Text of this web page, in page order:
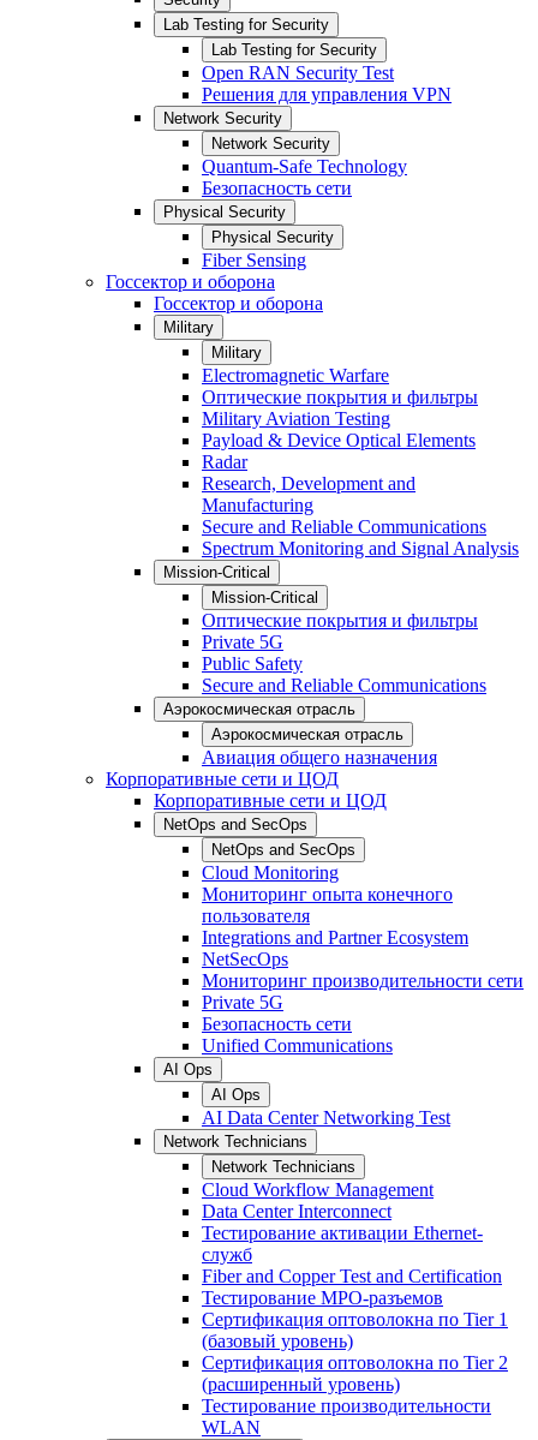
Lab Testing for Security
Lab Testing for Security
Open RAN Security Test
Решения для управления VPN
Network Security
Network Security
Quantum-Safe Technology
Безопасность сети
Physical Security
Physical Security
Fiber Sensing
Госсектор и оборона
Госсектор и оборона
Military
Military
Electromagnetic Warfare
Оптические покрытия и фильтры
Military Aviation Testing
Payload & Device Optical Elements
Radar
Research, Development and
Manufacturing
Secure and Reliable Communications
Spectrum Monitoring and Signal Analysis
Mission-Critical
Mission-Critical
Оптические покрытия и фильтры
Private 5G
Public Safety
Secure and Reliable Communications
Аэрокосмическая отрасль
Аэрокосмическая отрасль
Авиация общего назначения
Корпоративные сети и ЦОД
Корпоративные сети и ЦОД
NetOps and SecOps
NetOps and SecOps
Cloud Monitoring
Мониторинг опыта конечного
пользователя
Integrations and Partner Ecosystem
NetSecOps
Мониторинг производительности сети
Private 5G
Безопасность сети
Unified Communications
AI Ops
AI Ops
AI Data Center Networking Test
Network Technicians
Network Technicians
Cloud Workflow Management
Data Center Interconnect
Тестирование активации Ethernet-
служб
Fiber and Copper Test and Certification
Тестирование МРО-разъемов
Сертификация оптоволокна по Tier 1
(базовый уровень)
Сертификация оптоволокна по Tier 2
(расширенный уровень)
Тестирование производительности
WLAN